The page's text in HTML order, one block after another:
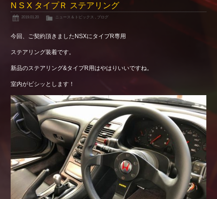
N S X タイプＲ ステアリング
2019.01.20 ニュース＆トピックス ブログ
今回、ご契約頂きましたNSXにタイプR専用
ステアリング装着です。
新品のステアリング&タイプR用はやはりいいですね。
室内がビシッとします！